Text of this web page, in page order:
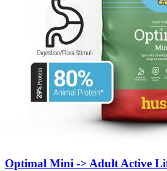
Optimal Mini -> Adult Active